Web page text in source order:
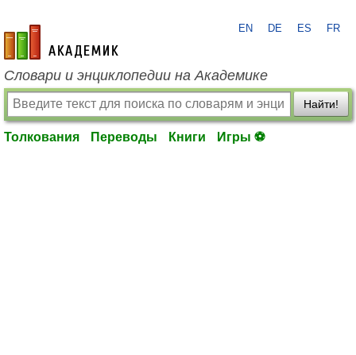
academic.ru
EN DE ES FR
Словари и энциклопедии на Академике
Найти!
Толкования Переводы Книги Игры ⚽